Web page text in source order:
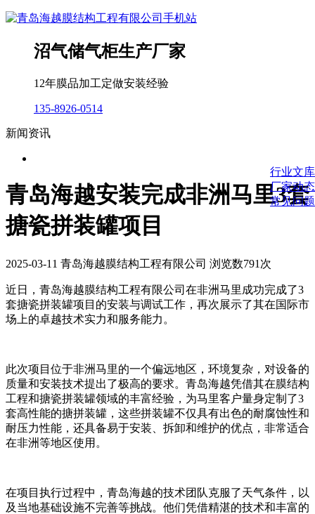
沼气储气柜生产厂家
12年膜品加工定做安装经验
135-8926-0514
新闻资讯
行业文库
厂家动态
常见问题
青岛海越安装完成非洲马里3套
搪瓷拼装罐项目
2025-03-11 青岛海越膜结构工程有限公司 浏览数791次
近日，青岛海越膜结构工程有限公司在非洲马里成功完成了3
套搪瓷拼装罐项目的安装与调试工作，再次展示了其在国际市
场上的卓越技术实力和服务能力。
此次项目位于非洲马里的一个偏远地区，环境复杂，对设备的
质量和安装技术提出了极高的要求。青岛海越凭借其在膜结构
工程和搪瓷拼装罐领域的丰富经验，为马里客户量身定制了3
套高性能的搪拼装罐，这些拼装罐不仅具有出色的耐腐蚀性和
耐压力性能，还具备易于安装、拆卸和维护的优点，非常适合
在非洲等地区使用。
在项目执行过程中，青岛海越的技术团队克服了天气条件，以
及当地基础设施不完善等挑战。他们凭借精湛的技术和丰富的